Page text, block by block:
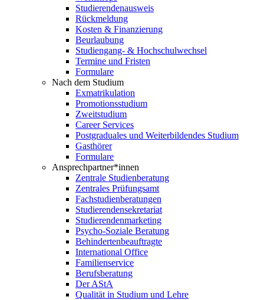
Studierendenausweis
Rückmeldung
Kosten & Finanzierung
Beurlaubung
Studiengang- & Hochschulwechsel
Termine und Fristen
Formulare
Nach dem Studium
Exmatrikulation
Promotionsstudium
Zweitstudium
Career Services
Postgraduales und Weiterbildendes Studium
Gasthörer
Formulare
Ansprechpartner*innen
Zentrale Studienberatung
Zentrales Prüfungsamt
Fachstudienberatungen
Studierendensekretariat
Studierendenmarketing
Psycho-Soziale Beratung
Behindertenbeauftragte
International Office
Familienservice
Berufsberatung
Der AStA
Qualität in Studium und Lehre